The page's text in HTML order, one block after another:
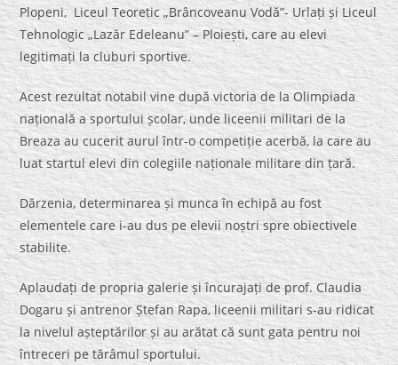
Plopeni, Liceul Teoretic „Brâncoveanu Vodă”- Urlați și Liceul
Tehnologic „Lazăr Edeleanu” – Ploiești, care au elevi
legitimați la cluburi sportive.
Acest rezultat notabil vine după victoria de la Olimpiada
națională a sportului școlar, unde liceenii militari de la
Breaza au cucerit aurul într-o competiție acerbă, la care au
luat startul elevi din colegiile naționale militare din țară.
Dărzenia, determinarea și munca în echipă au fost
elementele care i-au dus pe elevii noștri spre obiectivele
stabilite.
Aplaudați de propria galerie și încurajați de prof. Claudia
Dogaru și antrenor Ștefan Rapa, liceenii militari s-au ridicat
la nivelul așteptărilor și au arătat că sunt gata pentru noi
întreceri pe tărâmul sportului.